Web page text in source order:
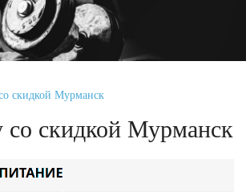
скидкой Мурманск
скидкой Мурманск